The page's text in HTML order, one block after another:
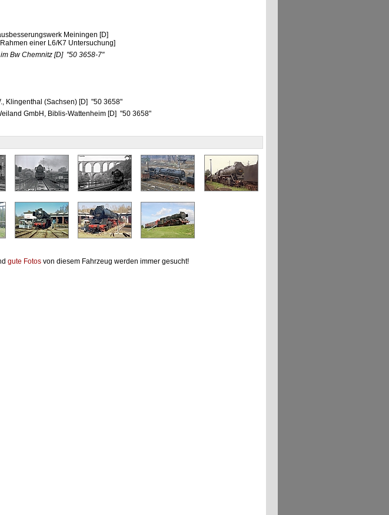
Meiningen [D]
einer L6/K7 Untersuchung]
Bw Chemnitz [D] "50 3658-7"
Klingenthal (Sachsen) [D] "50 3658"
GmbH, Biblis-Wattenheim [D] "50 3658"
gute Fotos von diesem Fahrzeug werden immer gesucht!